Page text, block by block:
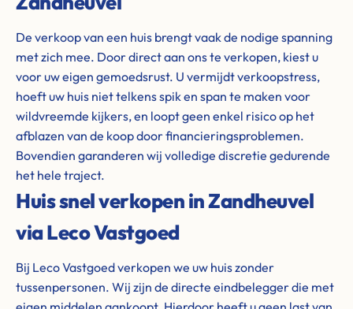
De verkoop van een huis brengt vaak de nodige spanning
met zich mee. Door direct aan ons te verkopen, kiest u
voor uw eigen gemoedsrust. U vermijdt verkoopstress,
hoeft uw huis niet telkens spik en span te maken voor
wildvreemde kijkers, en loopt geen enkel risico op het
afblazen van de koop door financieringsproblemen.
Bovendien garanderen wij volledige discretie gedurende
het hele traject.
Huis snel verkopen in Zandheuvel
via Leco Vastgoed
Bij Leco Vastgoed verkopen we uw huis zonder
tussenpersonen. Wij zijn de directe eindbelegger die met